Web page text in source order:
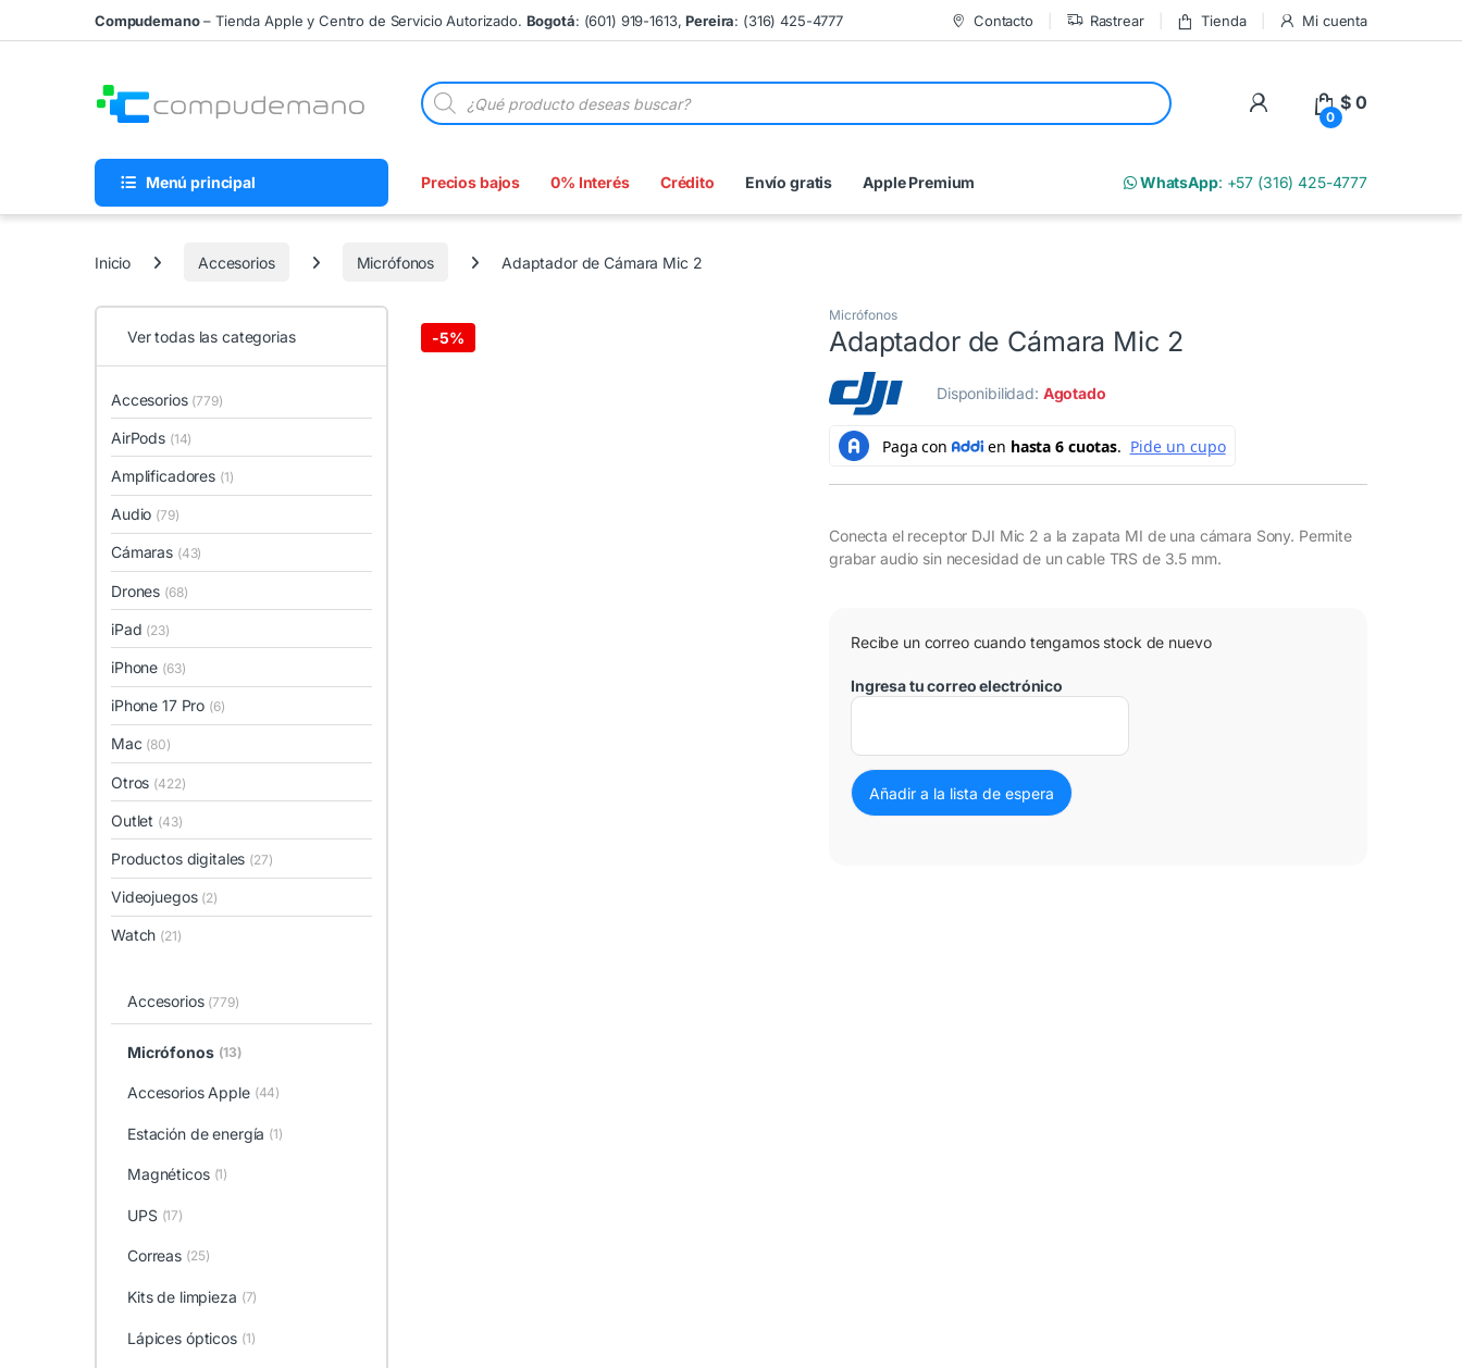
Skip to navigation
Skip to contentCompudemano– Tienda Apple y Centro de Servicio Autorizado. Bogotá: (601) 919-1613,Pereira: (316) 425-4777 Contacto Rastrear Tienda Mi cuenta
Búsqueda de productos
My Account
0
$ 0
Menú principal Precios bajos 0% Interés Crédito Envío gratis Apple Premium WhatsApp: +57 (316) 425-4777
Inicio Accesorios Micrófonos Adaptador de Cámara Mic 2
-5%
Micrófonos
Adaptador de Cámara Mic 2
Disponibilidad: Agotado
Conecta el receptor DJI Mic 2 a la zapata MI de una cámara Sony. Permite
grabar audio sin necesidad de un cable TRS de 3.5 mm.
Recibe un correo cuando tengamos stock de nuevo
Ingresa tu correo electrónico
Ver todas las categorias
Accesorios (779)
AirPods (14)
Amplificadores (1)
Audio (79)
Cámaras (43)
Drones (68)
iPad (23)
iPhone (63)
iPhone 17 Pro (6)
Mac (80)
Otros (422)
Outlet (43)
Productos digitales (27)
Videojuegos (2)
Watch (21)
Accesorios (779)
Micrófonos (13)
Accesorios Apple (44)
Estación de energía (1)
Magnéticos (1)
UPS (17)
Correas (25)
Kits de limpieza (7)
Lápices ópticos (1)